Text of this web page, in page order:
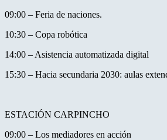
09:00 – Feria de naciones.
10:30 – Copa robótica
14:00 – Asistencia automatizada digital
15:30 – Hacia secundaria 2030: aulas
ESTACIÓN CARPINCHO
09:00 – Los mediadores en acción